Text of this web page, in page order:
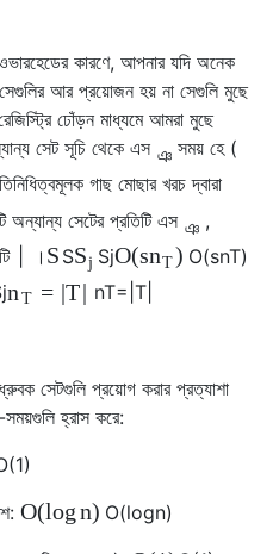
কারণে, আপনার যদি অনেক
আর প্রয়োজন হয় না সেগুলি মুছে
ঢোঁড়ন মাধ্যমে আমরা মুছে
সেট সূচি থেকে এস ঞসময় হে (
গাছ মোছার খরচ দ্বারা
অন্যান্য সেটের প্রতিটিএস ঞ ,
টি । S SSj SjO(snT) O(snT)
jn T = |T| nT= T|
সেটগুলি প্রয়োগ করার প্রত্যাশা
হ্রাস করে:
(1)
O(log n) O(logn)